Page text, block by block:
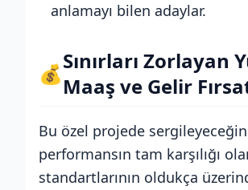
anlamayı bilen adaylar.
💰Sınırları Zorlayan
Maaş ve Gelir
Bu özel projede
performansın tam karşılığı
standartlarının oldukça